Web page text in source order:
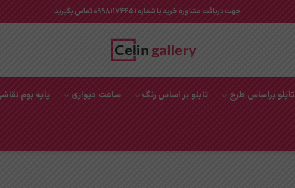
جهت دریافت مشاوره خرید با شماره 09981174651 تماس بگیرید
تابلو براساس طرح تابلو بر اساس رنگ ساعت دیواری پایه بوم